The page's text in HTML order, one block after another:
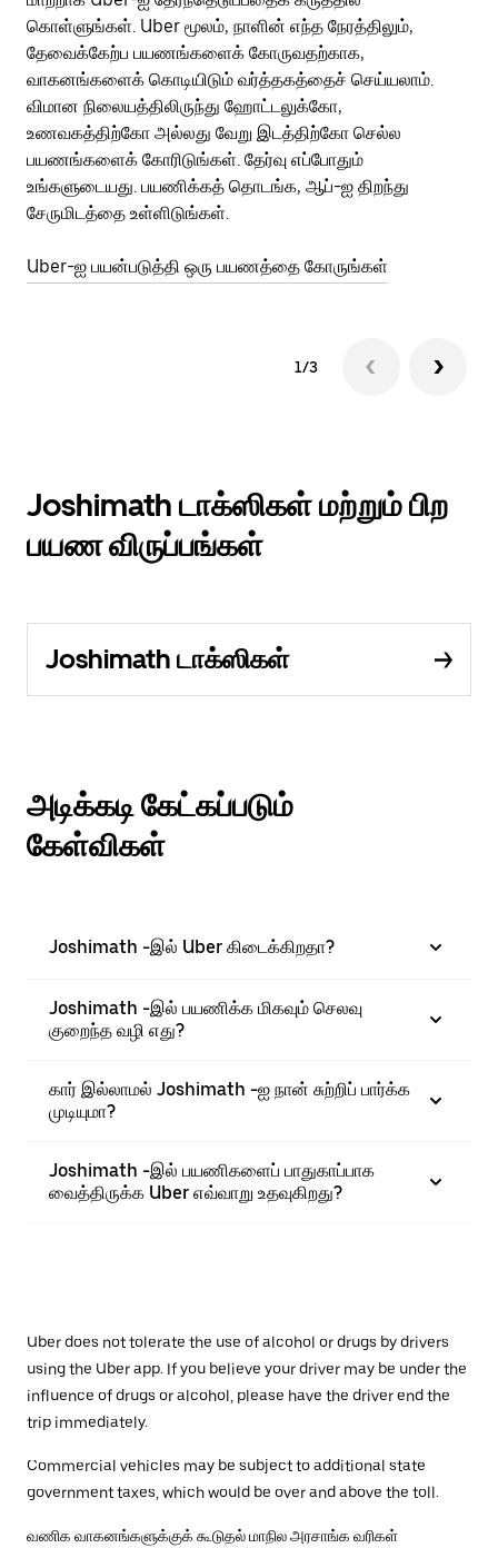
கொள்ளுங்கள். Uber மூலம், நாளின் எந்த நேரத்திலும்,
தேவைக்கேற்ப பயணங்களைக் கோருவதற்காக,
வாகனங்களைக் கொடியிடும் வர்த்தகத்தைச் செய்யலாம்.
விமான நிலையத்திலிருந்து ஹோட்டலுக்கோ,
உணவகத்திற்கோ அல்லது வேறு இடத்திற்கோ செல்ல
பயணங்களைக் கோரிடுங்கள். தேர்வு எப்போதும்
உங்களுடையது. பயணிக்கத் தொடங்க, ஆப்-ஐ திறந்து
சேருமிடத்தை உள்ளிடுங்கள்.
Uber-ஐ பயன்படுத்தி ஒரு பயணத்தை கோருங்கள்
1/3
Joshimath டாக்ஸிகள் மற்றும் பிற
பயண விருப்பங்கள்
Joshimath டாக்ஸிகள்
அடிக்கடி கேட்கப்படும்
கேள்விகள்
Joshimath -இல் Uber கிடைக்கிறதா?
Joshimath -இல் பயணிக்க மிகவும் செலவு
குறைந்த வழி எது?
கார் இல்லாமல் Joshimath -ஐ நான் சுற்றிப் பார்க்க
முடியுமா?
Joshimath -இல் பயணிகளைப் பாதுகாப்பாக
வைத்திருக்க Uber எவ்வாறு உதவுகிறது?
Uber does not tolerate the use of alcohol or drugs by drivers
using the Uber app. If you believe your driver may be under the
influence of drugs or alcohol, please have the driver end the
trip immediately.
Commercial vehicles may be subject to additional state
government taxes, which would be over and above the toll.
வணிக வாகனங்களுக்குக் கூடுதல் மாநில அரசாங்க வரிகள்